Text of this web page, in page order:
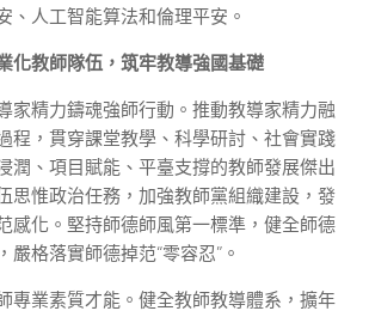
、人工智能算法和倫理平安。
化教師隊伍，筑牢教導強國基礎
家精力鑄魂強師行動。推動教導家精力融
程，貫穿課堂教學、科學研討、社會實踐
潤、項目賦能、平臺支撐的教師發展傑出
思惟政治任務，加強教師黨組織建設，發
感化。堅持師德師風第一標準，健全師德
嚴格落實師德掉范“零容忍”。
專業素質才能。健全教師教導體系，擴年